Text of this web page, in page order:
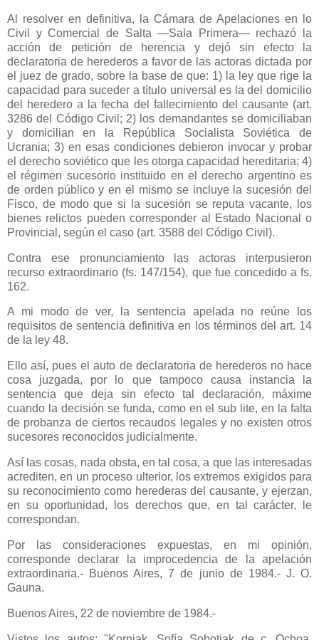
Al resolver en definitiva, la Cámara de Apelaciones en lo
Civil y Comercial de Salta —Sala Primera— rechazó la
acción de petición de herencia y dejó sin efecto la
declaratoria de herederos a favor de las actoras dictada por
el juez de grado, sobre la base de que: 1) la ley que rige la
capacidad para suceder a título universal es la del domicilio
del heredero a la fecha del fallecimiento del causante (art.
3286 del Código Civil; 2) los demandantes se domiciliaban
y domicilian en
la República Socialista Soviética de
Ucrania; 3) en esas condiciones debieron invocar y probar
el derecho soviético que les otorga capacidad hereditaria; 4)
el régimen sucesorio instituido en el derecho argentino es
de orden público y en el mismo se incluye la sucesión del
Fisco, de modo que si la sucesión se reputa vacante, los
bienes relictos pueden corresponder al Estado Nacional o
Provincial, según el caso (art. 3588 del Código Civil).
Contra ese pronunciamiento las actoras interpusieron
recurso extraordinario (fs. 147/154), que fue concedido a fs.
162.
A mi modo de ver, la sentencia apelada no reúne los
requisitos de sentencia definitiva en los términos del art. 14
de la ley 48.
Ello así, pues el auto de declaratoria de herederos no hace
cosa juzgada, por lo que tampoco causa instancia la
sentencia que deja sin efecto tal declaración, máxime
cuando la decisión se funda, como en el sub lite, en la falta
de probanza de ciertos recaudos legales y no existen otros
sucesores reconocidos judicialmente.
Así las cosas, nada obsta, en tal cosa, a que las interesadas
acrediten, en un proceso ulterior, los extremos exigidos para
su reconocimiento como herederas del causante, y ejerzan,
en su oportunidad, los derechos que, en tal carácter, le
correspondan.
Por las consideraciones expuestas, en mi opinión,
corresponde declarar la improcedencia de la apelación
extraordinaria.- Buenos Aires, 7 de junio de 1984.- J. O.
Gauna.
Buenos Aires, 22 de noviembre de 1984.-